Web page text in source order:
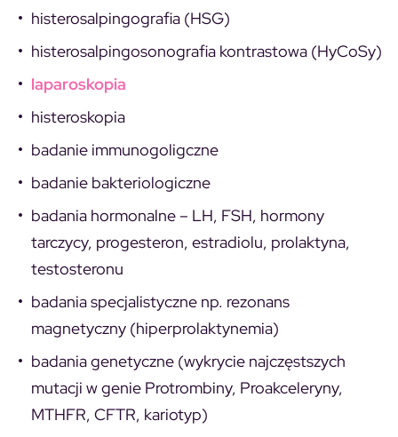
histerosalpingografia (HSG)
histerosalpingosonografia kontrastowa (HyCoSy)
laparoskopia
histeroskopia
badanie immunogoligczne
badanie bakteriologiczne
badania hormonalne – LH, FSH, hormony
tarczycy, progesteron, estradiolu, prolaktyna,
testosteronu
badania specjalistyczne np. rezonans
magnetyczny (hiperprolaktynemia)
badania genetyczne (wykrycie najczęstszych
mutacji w genie Protrombiny, Proakceleryny,
MTHFR, CFTR, kariotyp)